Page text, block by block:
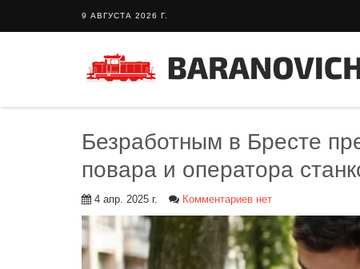
9 АВГУСТА 2026 Г.
Безработным в Бресте
повара и оператора
4 апр. 2025 г. Комментариев нет